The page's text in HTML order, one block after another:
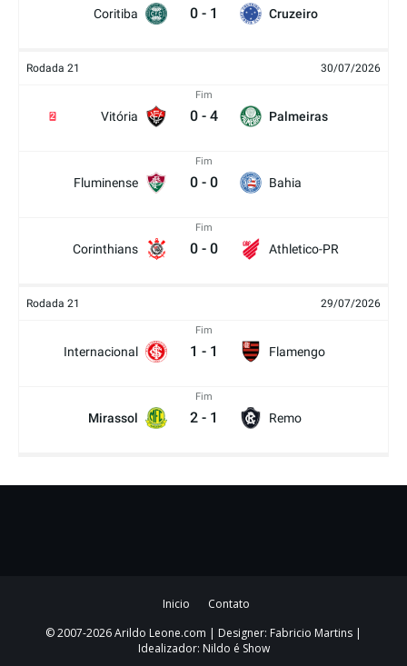
Coritiba 0 - 1 Cruzeiro
Rodada 21 30/07/2026
Vitória
2
Fim
0 - 4 Palmeiras
Fluminense
Fim
0 - 0 Bahia
Corinthians
Fim
0 - 0 Athletico-PR
Rodada 21 29/07/2026
Internacional
Fim
1 - 1 Flamengo
Mirassol
Fim
2 - 1 Remo
Inicio
Contato
© 2007-2026 Arildo Leone.com | Designer: Fabricio Martins |
Idealizador: Nildo é Show